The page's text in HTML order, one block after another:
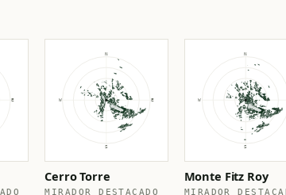
Cerro Torre
MIRADOR DESTACADO
Monte Fitz Roy
MIRADOR